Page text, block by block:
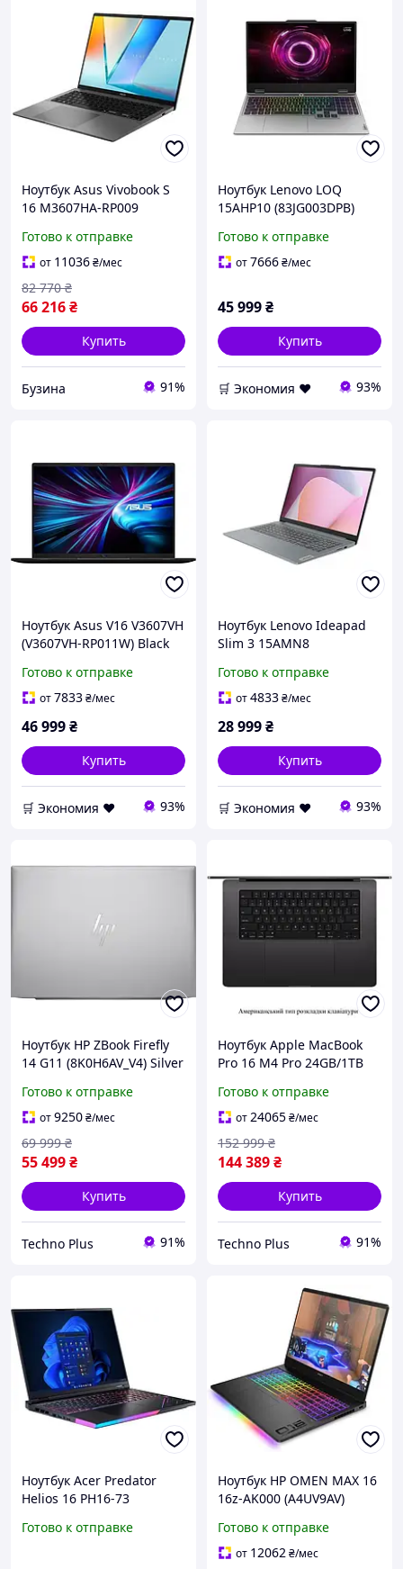
Ноутбук Asus Vivobook S
16 M3607HA-RP009
Gray
Готово к отправке
от 11036₴/мес
66 216₴
82 770 ₴
Купить
Бузина 91%
Ноутбук Lenovo LOQ
15AHP10 (83JG003DPB)
Готово к отправке
от7666₴/мес
45 999₴
Купить
🛒 Экономия ❤️ 93%
Ноутбук Asus V16 V3607VH
(V3607VH-RP011W) Black
Готово к отправке
от7833₴/мес
46 999₴
Купить
🛒 Экономия ❤️ 93%
Ноутбук Lenovo Ideapad
Slim 3 15AMN8
Готово к отправке
от4833₴/мес
28 999₴
Купить
🛒 Экономия ❤️ 93%
Ноутбук HP ZBook Firefly
14 G11 (8K0H6AV_V4) Silver
Готово к отправке
от9250₴/мес
55 499₴
69 999 ₴
Купить
Techno Plus 91%
Ноутбук Apple MacBook
Pro 16 M4 Pro 24GB/1TB
Готово к отправке
от24065₴/мес
144 389₴
152 999 ₴
Купить
Techno Plus 91%
Ноутбук Acer Predator
Helios 16 PH16-73
Black
Готово к отправке
Ноутбук HP OMEN MAX 16
16z-AK000 (A4UV9AV)
Готово к отправке
от 12062₴/мес